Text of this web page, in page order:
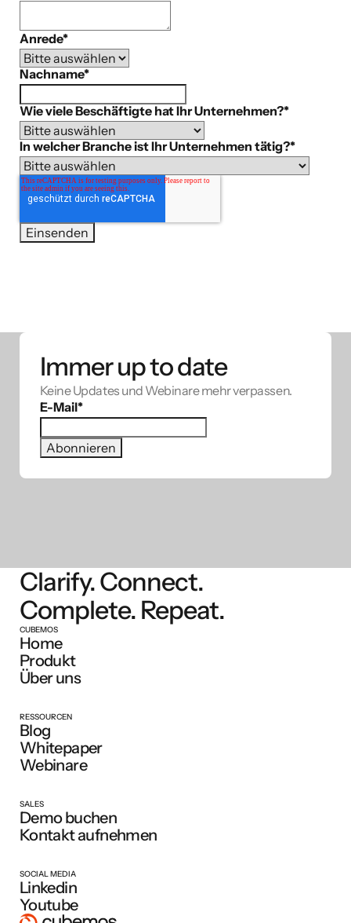
Anrede*
Nachname*
Wie viele Beschäftigte hat Ihr Unternehmen?*
In welcher Branche ist Ihr Unternehmen tätig?*
Immer up to date
Keine Updates und Webinare mehr verpassen.
E-Mail*
Clarify. Connect.
Complete. Repeat.
CUBEMOS
Home
Produkt
Über uns
RESSOURCEN
Blog
Whitepaper
Webinare
SALES
Demo buchen
Kontakt aufnehmen
SOCIAL MEDIA
Linkedin
Youtube